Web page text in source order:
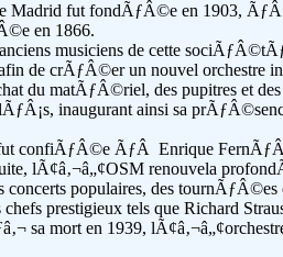
Madrid fut fondÃƒÂ©e en 1903,
en 1866.
musiciens de cette
de crÃƒÂ©er un nouvel orchestre
du matÃƒÂ©riel, des pupitres et
inaugurant ainsi sa
confiÃƒÂ©e ÃƒÂ Enrique
lÃ¢â‚¬â„¢OSM renouvela
populaires, des
prestigieux tels que Richard
sa mort en 1939,